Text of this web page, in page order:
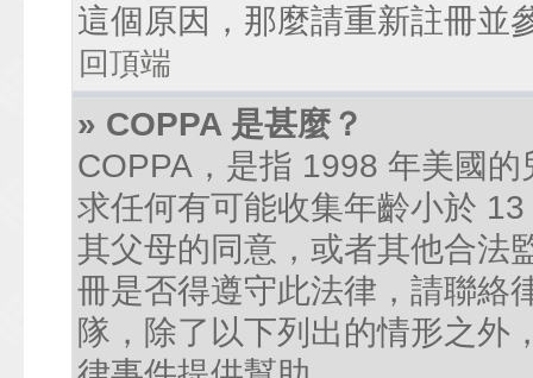
這個原因，那麼請重新註冊並
回頂端
» COPPA 是甚麼？
COPPA，是指 1998 年美國
求任何有可能收集年齡小於
其父母的同意，或者其他合法
冊是否得遵守此法律，請聯絡
隊，除了以下列出的情形之外